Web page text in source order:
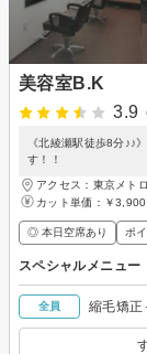
美容室B.K
3.9
《北綾瀬駅徒歩8分♪♪
す！！
アクセス：東京メト
カット単価： ￥3,900
◎ 本日空席あり ポ
スペシャルメニュー
全員 縮毛矯正